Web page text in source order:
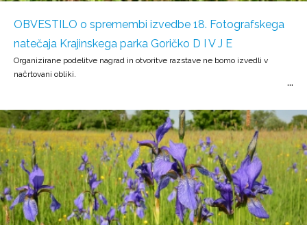
OBVESTILO o spremembi izvedbe 18. Fotografskega
natečaja Krajinskega parka Goričko D I V J E
Organizirane podelitve nagrad in otvoritve razstave ne bomo izvedli v
načrtovani obliki.